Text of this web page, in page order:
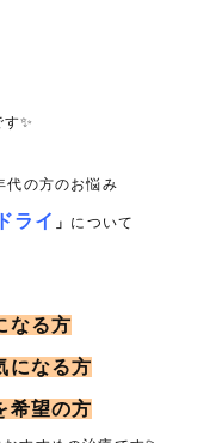
✨
代の方のお悩み
ライ 」 について
なる方
になる方
希望の方